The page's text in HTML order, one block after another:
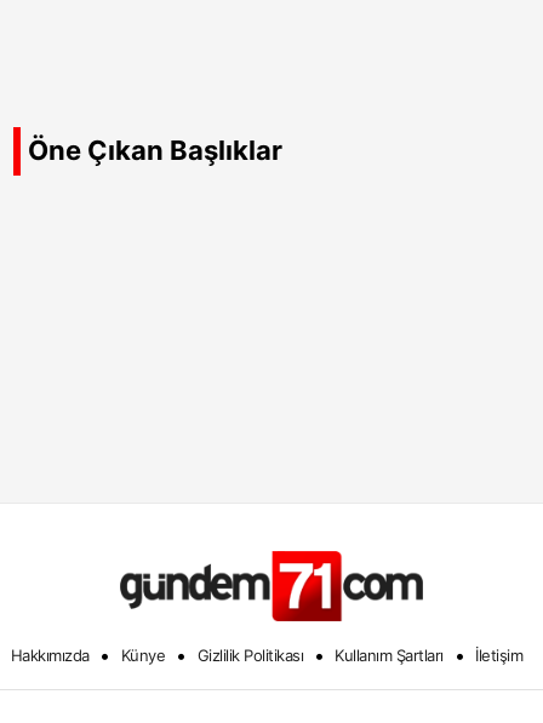
Öne Çıkan Başlıklar
Hakkımızda • Künye • Gizlilik Politikası • Kullanım Şartları • İletişim